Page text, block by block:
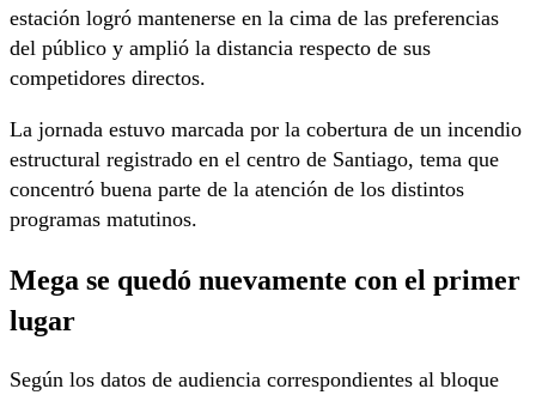
estación logró mantenerse en la cima de las preferencias
del público y amplió la distancia respecto de sus
competidores directos.
La jornada estuvo marcada por la cobertura de un incendio
estructural registrado en el centro de Santiago, tema que
concentró buena parte de la atención de los distintos
programas matutinos.
Mega se quedó nuevamente con el primer
lugar
Según los datos de audiencia correspondientes al bloque